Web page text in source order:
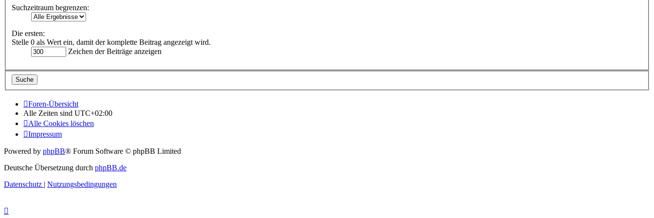
Suchzeitraum begrenzen:
Die ersten:
Stelle 0 als Wert ein, damit der komplette Beitrag angezeigt wird.
Zeichen der Beiträge anzeigen
Foren-Übersicht
Alle Zeiten sind UTC+02:00
Alle Cookies löschen
Impressum
Powered by phpBB® Forum Software © phpBB Limited
Deutsche Übersetzung durch phpBB.de
Datenschutz | Nutzungsbedingungen